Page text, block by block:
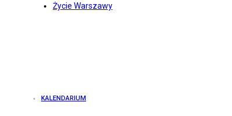
Życie Warszawy
KALENDARIUM